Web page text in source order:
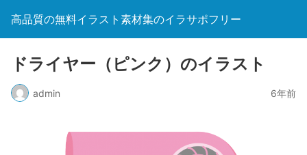
高品質の無料イラスト素材集のイラサポフリー
ドライヤー（ピンク）のイラスト
admin 6年前